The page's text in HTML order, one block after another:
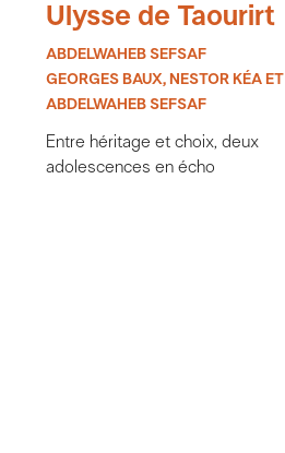
Ulysse de Taourirt
ABDELWAHEB SEFSAF
GEORGES BAUX, NESTOR KÉA ET
ABDELWAHEB SEFSAF
Entre héritage et choix, deux
adolescences en écho